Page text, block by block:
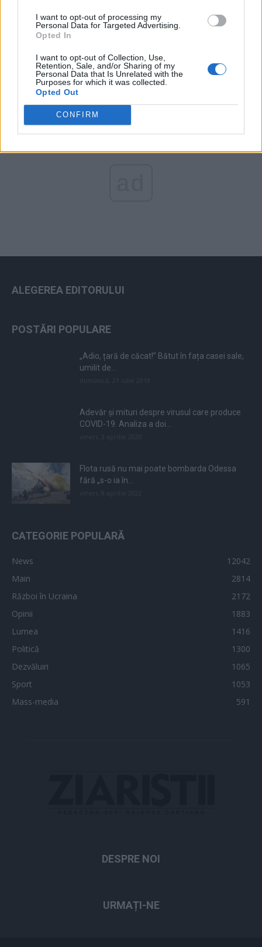
I want to opt-out of processing my
Personal Data for Targeted Advertising.
Opted In
I want to opt-out of Collection, Use,
Retention, Sale, and/or Sharing of my
Personal Data that Is Unrelated with the
Purposes for which it was collected.
Opted Out
CONFIRM
Arată rezultatele
Arhiva sondajelor
ALEGEREA EDITORULUI
POSTĂRI POPULARE
„Adio, țară de căcat!” Bătut în fața casei sale,
umilit de...
Adevăr și mituri despre virusul care produce
COVID-19. Analiza a doi...
Flota rusă nu mai poate bombarda Odessa
fără „s-o ia în...
CATEGORIE POPULARĂ
News
12042
Main
2814
Război în Ucraina
2172
Opinii
1883
Lumea
1416
Politică
1300
Dezvăluiri
1065
Sport
1053
Mass-media
591
DESPRE NOI
URMAȚI-NE